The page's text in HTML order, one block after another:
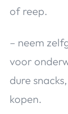
of reep.
– neem
voor
dure
kopen.